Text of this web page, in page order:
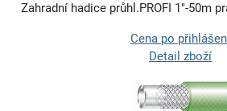
Zahradní hadice průhl.PROFI 1"-50m
Cena po
Detail zboží